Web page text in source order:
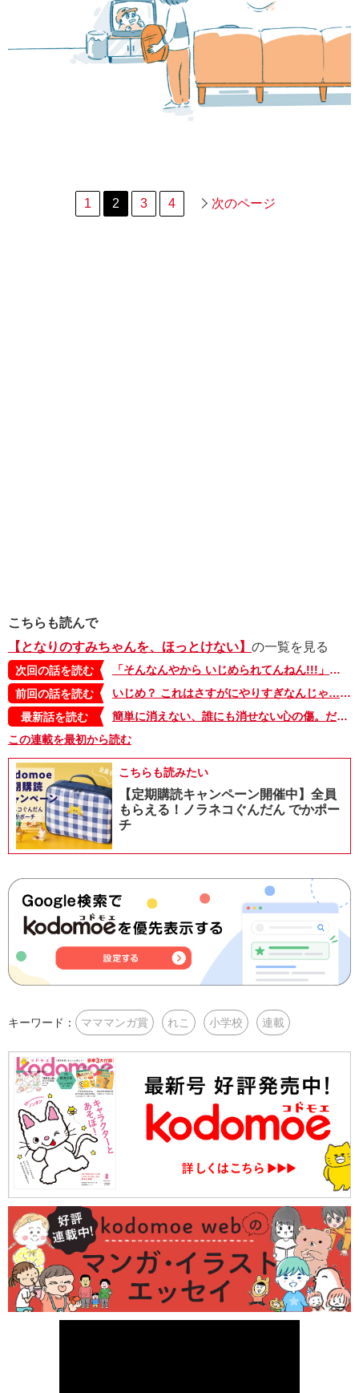
1 2 3 4 次のページ
こちらも読んで
【となりのすみちゃんを、ほっとけない】 の一覧を見る
次回の話を読む
「そんなんやから いじめられてんねん!!!」ひどい言葉をぶつけた私は…【となりのすみちゃんを、ほっとけない・イッキ読み3】
前回の話を読む
いじめ？ これはさすがにやりすぎなんじゃ…。教室でのできごとに何も言えなかったわたし【となりのすみちゃんを、ほっとけない・イッキ読み1】
最新話を読む
簡単に消えない、誰にも消せない心の傷。だけど…【となりのすみちゃんを、ほっとけない・イッキ読み5】
この連載を最初から読む
こちらも読みたい
【定期購読キャンペーン開催中】全員
もらえる！ノラネコぐんだん でかポー
チ
キーワード： マママンガ賞 れこ 小学校 連載